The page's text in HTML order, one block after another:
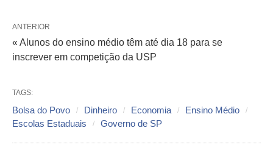
ANTERIOR
« Alunos do ensino médio têm até dia 18 para se
inscrever em competição da USP
TAGS:
Bolsa do Povo Dinheiro Economia
Ensino Médio
Escolas Estaduais
Governo de SP